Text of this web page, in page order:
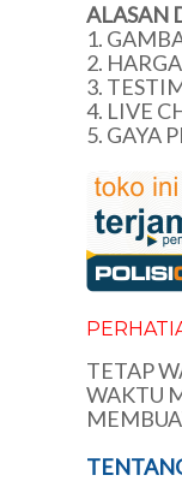
ALASAN
1.
2.
3.
4. LIVE
5. GAYA
TETAP
WAKTU